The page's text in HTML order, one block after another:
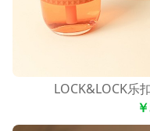
【玩一
艺牛肉
LOCK&LOCK乐